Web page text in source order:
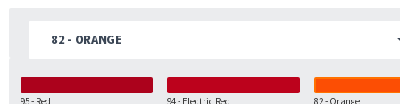
95 - Red 94 - Electric Red 82 - Orange
82 - ORANGE